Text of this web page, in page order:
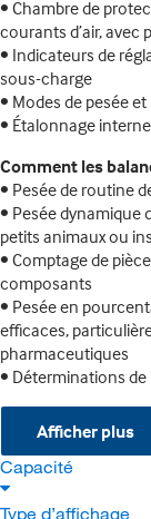
• Chambre de
courants d’air, avec
• Indicateurs de
sous-charge
• Modes de pesée
• Étalonnage
Comment les
• Pesée de routine
• Pesée dynamique
petits animaux ou
• Comptage de
composants
• Pesée en
efficaces,
pharmaceutiques
• Déterminations de
Afficher plus
Capacité
Type d’affichage